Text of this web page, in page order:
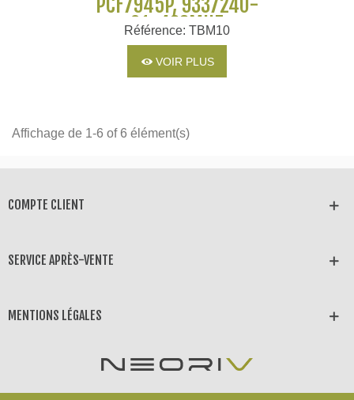
01, 433MHZ
Référence: TBM10
VOIR PLUS
Affichage de 1-6 of 6 élément(s)
COMPTE CLIENT
SERVICE APRÈS-VENTE
MENTIONS LÉGALES